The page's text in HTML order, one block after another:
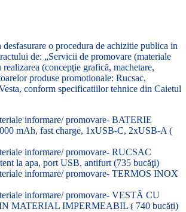
o procedura de achizitie publica in
de: „Servicii de promovare (materiale
(concepţie grafică, machetare,
produse promotionale: Rucsac,
conform specificatiilor tehnice din Caietul
informare/ promovare- BATERIE
mAh, fast charge, 1xUSB-C, 2xUSB-A (
informare/ promovare- RUCSAC
la apa, port USB, antifurt (735 bucăţi)
informare/ promovare- TERMOS INOX
informare/ promovare- VESTĂ CU
MATERIAL IMPERMEABIL ( 740 bucăți)